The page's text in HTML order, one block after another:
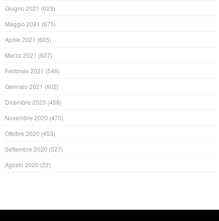
Giugno 2021 (623)
Maggio 2021 (675)
Aprile 2021 (605)
Marzo 2021 (607)
Febbraio 2021 (546)
Gennaio 2021 (602)
Dicembre 2020 (458)
Novembre 2020 (470)
Ottobre 2020 (453)
Settembre 2020 (527)
Agosto 2020 (22)